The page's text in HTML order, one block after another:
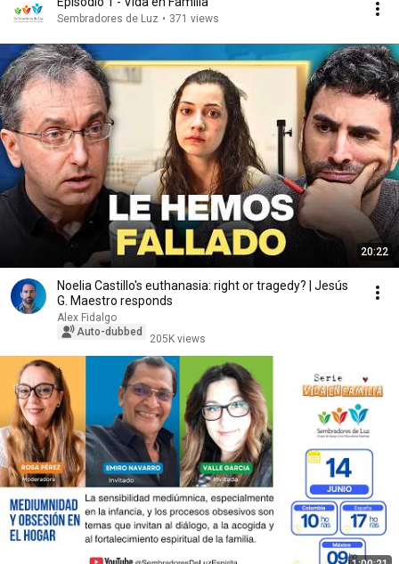
Sembradores de Luz • 371 views
20:22
Noelia Castillo's euthanasia: right or tragedy? | Jesús
G. Maestro responds
Alex Fidalgo
Auto-dubbed
205K views